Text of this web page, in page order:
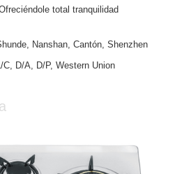
total tranquilidad
Nanshan, Cantón, Shenzhen
C, D/A, D/P, Western Union